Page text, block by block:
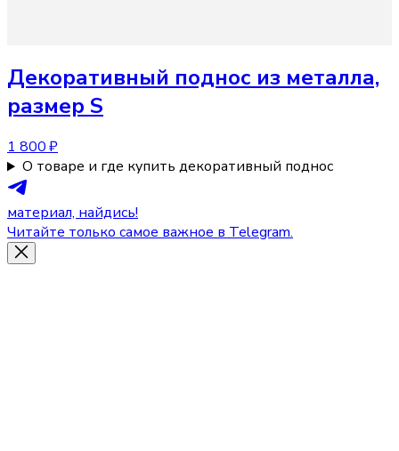
Декоративный поднос из металла,
размер S
1 800 ₽
О товаре и где купить декоративный поднос
материал, найдись!
Читайте только самое важное в Telegram.